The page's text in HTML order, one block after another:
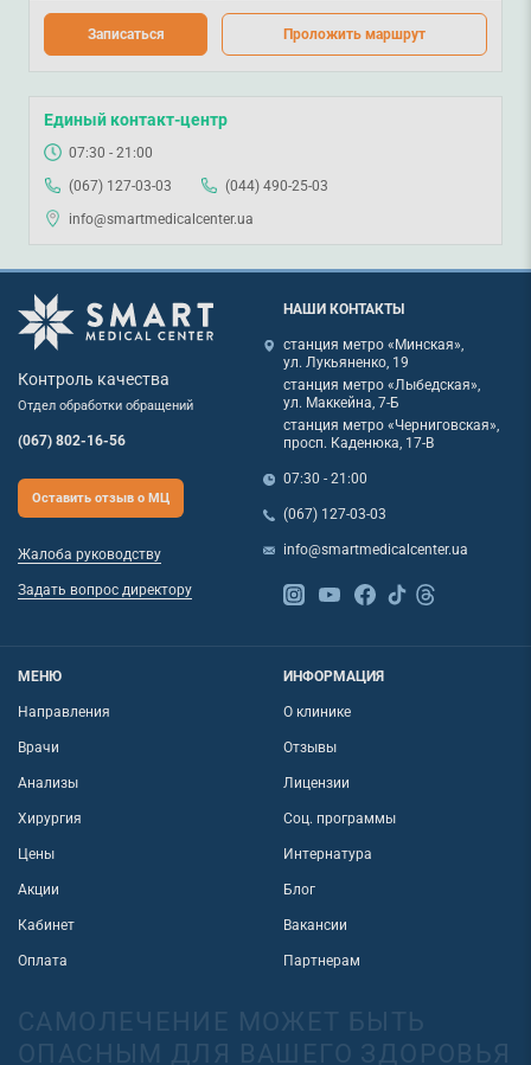
Записаться Проложить маршрут
Единый контакт-центр
07:30 - 21:00
(067) 127-03-03
(044) 490-25-03
info@smartmedicalcenter.ua
Контроль качества
Отдел обработки обращений
(067) 802-16-56
Оставить отзыв о МЦ
Жалоба руководству
Задать вопрос директору
НАШИ КОНТАКТЫ
станция метро «Минская»,
ул. Лукьяненко, 19
станция метро «Лыбедская»,
ул. Маккейна, 7-Б
станция метро «Черниговская»,
просп. Каденюка, 17-В
07:30 - 21:00
(067) 127-03-03
info@smartmedicalcenter.ua
МЕНЮ
Направления
Врачи
Анализы
Хирургия
Цены
Акции
Кабинет
Оплата
ИНФОРМАЦИЯ
О клинике
Отзывы
Лицензии
Соц. программы
Интернатура
Блог
Вакансии
Партнерам
САМОЛЕЧЕНИЕ МОЖЕТ БЫТЬ
ОПАСНЫМ ДЛЯ ВАШЕГО ЗДОРОВЬЯ